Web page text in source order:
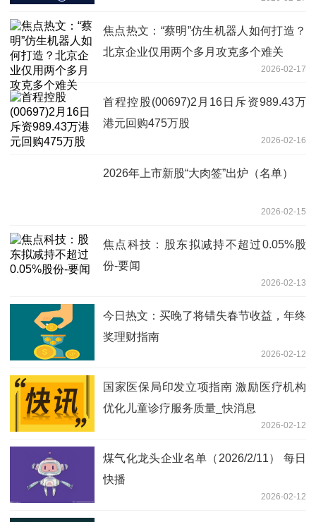
焦点热文：“蔡明”仿生机器人如何打造？
北京企业仅用两个多月攻克多个难关
2026-02-17
首程控股(00697)2月16日斥资989.43万
港元回购475万股
2026-02-16
2026年上市新股“大肉签”出炉（名单）
2026-02-15
焦点科技：股东拟减持不超过0.05%股
份-要闻
2026-02-13
今日热文：买晚了将错失春节收益，年终
奖理财指南
2026-02-12
国家医保局印发立项指南 激励医疗机构
优化儿童诊疗服务质量_快消息
2026-02-12
煤气化龙头企业名单（2026/2/11） 每日
快播
2026-02-12